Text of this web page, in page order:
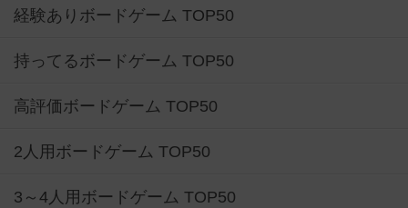
経験ありボードゲーム TOP50
持ってるボードゲーム TOP50
高評価ボードゲーム TOP50
2人用ボードゲーム TOP50
3～4人用ボードゲーム TOP50